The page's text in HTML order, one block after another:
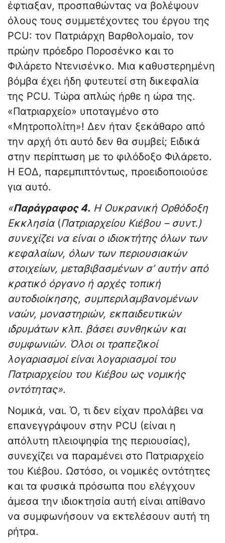
έφτιαξαν, προσπαθώντας να βολέψουν
όλους τους συμμετέχοντες του έργου της
PCU: τον Πατριάρχη Βαρθολομαίο, τον
πρώην πρόεδρο Ποροσένκο και το
Φιλάρετο Ντενισένκο. Μια καθυστερημένη
βόμβα έχει ήδη φυτευτεί στη δικεφαλία
της PCU. Τώρα απλώς ήρθε η ώρα της.
«Πατριαρχείο» υποταγμένο στο
«Μητροπολίτη»! Δεν ήταν ξεκάθαρο από
την αρχή ότι αυτό δεν θα συμβεί; Ειδικά
στην περίπτωση με το φιλόδοξο Φιλάρετο.
Η ΕΟΔ, παρεμπιπτόντως, προειδοποιούσε
για αυτό.
«Παράγραφος 4. Η Ουκρανική Ορθόδοξη
Εκκλησία (Πατριαρχείου Κιέβου – συντ.)
συνεχίζει να είναι ο ιδιοκτήτης όλων των
κεφαλαίων, όλων των περιουσιακών
στοιχείων, μεταβιβασμένων σ’ αυτήν από
κρατικό όργανο ή αρχές τοπική
αυτοδιοίκησης, συμπεριλαμβανομένων
ναών, μοναστηριών, εκπαιδευτικών
ιδρυμάτων κλπ. βάσει συνθηκών και
συμφωνιών. Όλοι οι τραπεζικοί
λογαριασμοί είναι λογαριασμοί του
Πατριαρχείου του Κιέβου ως νομικής
οντότητας».
Νομικά, ναι. Ό, τι δεν είχαν προλάβει να
επανεγγράψουν στην PCU (είναι η
απόλυτη πλειοψηφία της περιουσίας),
συνεχίζει να παραμένει στο Πατριαρχείο
του Κιέβου. Ωστόσο, οι νομικές οντότητες
και τα φυσικά πρόσωπα που ελέγχουν
άμεσα την ιδιοκτησία αυτή είναι απίθανο
να συμφωνήσουν να εκτελέσουν αυτή τη
ρήτρα.